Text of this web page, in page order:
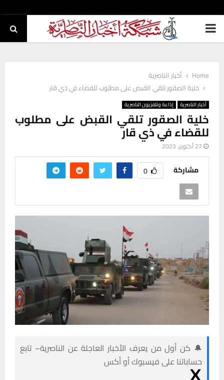
PRIMARY
Home
أخبار الناصرية
خلية الصقور تلقي القبض على مطلوب للقضاء في ذي قار
أخبار الناصرية إذاعة وتلفزيون الناصرية
خلية الصقور تلقي القبض على مطلوب
للقضاء في ذي قار
27 أكتوبر، 2023
مشاركة 0
🔔 كن أول من يعرف الأخبار العاجلة عن الناصرية– تابع
حساباتنا على فيسبوك أو أكس